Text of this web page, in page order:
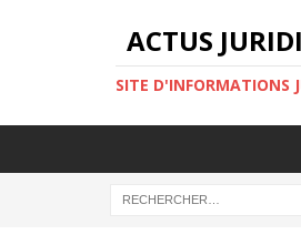
ACTUS
SITE D'INFORMATIONS